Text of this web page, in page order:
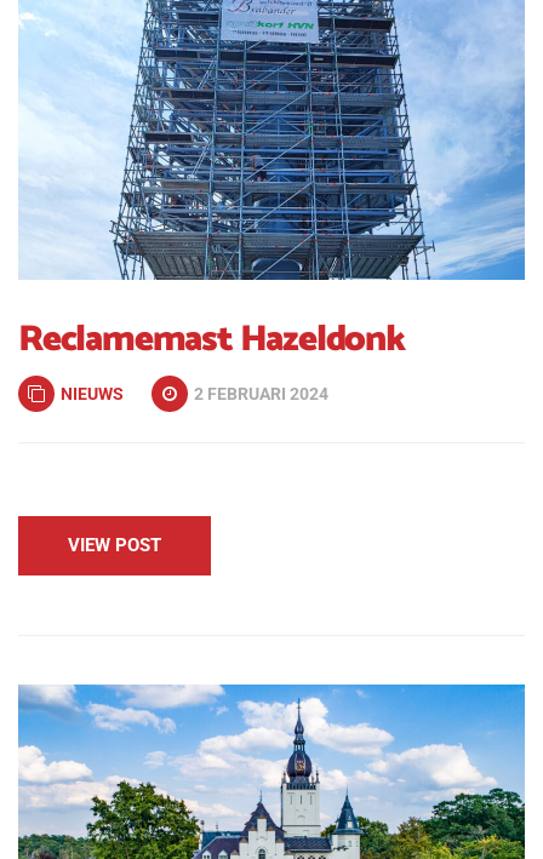
Reclamemast Hazeldonk
NIEUWS 2 FEBRUARI 2024
VIEW POST